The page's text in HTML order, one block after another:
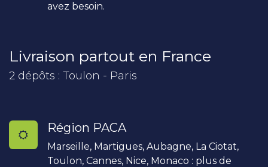
avez besoin.
Livraison partout en France
2 dépôts : Toulon - Paris
Région PACA
Marseille, Martigues, Aubagne, La Ciotat,
Toulon, Cannes, Nice, Monaco : plus de